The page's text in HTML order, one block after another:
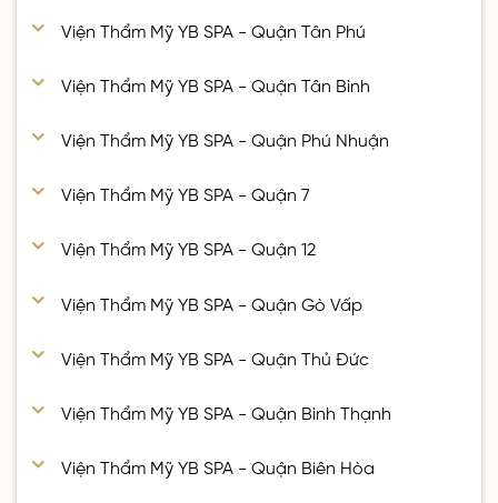
Viện Thẩm Mỹ YB SPA - Quận Tân Phú
Viện Thẩm Mỹ YB SPA - Quận Tân Bình
Viện Thẩm Mỹ YB SPA - Quận Phú Nhuận
Viện Thẩm Mỹ YB SPA - Quận 7
Viện Thẩm Mỹ YB SPA - Quận 12
Viện Thẩm Mỹ YB SPA - Quận Gò Vấp
Viện Thẩm Mỹ YB SPA - Quận Thủ Đức
Viện Thẩm Mỹ YB SPA - Quận Bình Thạnh
Viện Thẩm Mỹ YB SPA - Quận Biên Hòa